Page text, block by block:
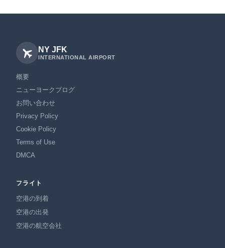
NY JFK
INTERNATIONAL AIRPORT
概要
ニューヨークブログ
お問い合わせ
Privacy Policy
Cookie Policy
Terms of Use
DMCA
フライト
空港の到着
空港の出発
空港の航空会社